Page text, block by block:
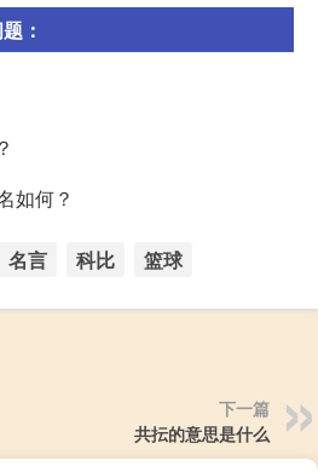
：
如何？
名言 科比 篮球
下一篇
共抎的意思是什么